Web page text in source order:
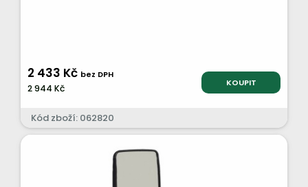
2 433 Kč bez DPH
2 944 Kč KOUPIT
Kód zboží: 062820